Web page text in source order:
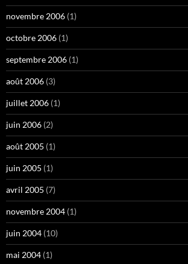
novembre 2006 (1)
octobre 2006 (1)
septembre 2006 (1)
août 2006 (3)
juillet 2006 (1)
juin 2006 (2)
août 2005 (1)
juin 2005 (1)
avril 2005 (7)
novembre 2004 (1)
juin 2004 (10)
mai 2004 (1)